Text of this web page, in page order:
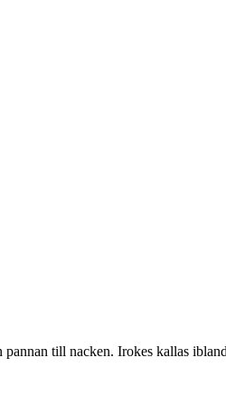
till nacken. Irokes kallas